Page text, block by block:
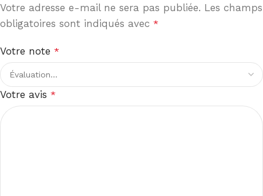
Votre adresse e-mail ne sera pas publiée. Les champs
obligatoires sont indiqués avec *
Votre note *
Votre avis *